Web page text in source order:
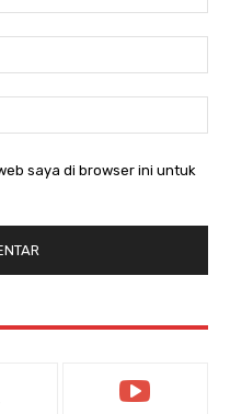
saya di browser ini untuk